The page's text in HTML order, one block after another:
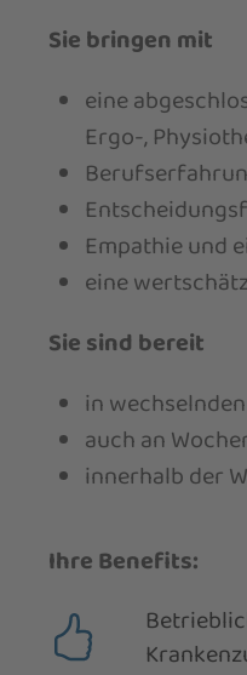
Sie bringen mit
eine
Ergo-,
Empathie und
eine
Sie sind bereit
in
auch an
innerhalb der
Ihre Benefits: